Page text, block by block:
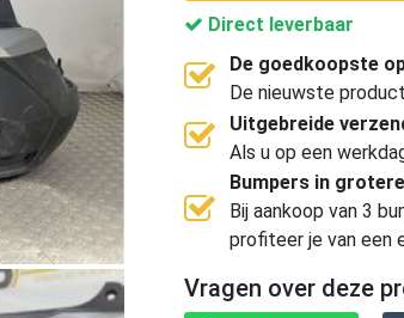
Direct leverbaar
De goedkoopste
De nieuwste
Uitgebreide
Als u op een
Bumpers in
Bij aankoop van 3
profiteer je van een
Vragen over deze